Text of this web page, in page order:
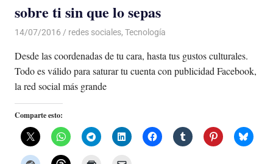
sobre ti sin que lo sepas
14/07/2016 Luis Castellanos
redes sociales, Tecnología
Desde las coordenadas de tu cara, hasta tus gustos culturales.
Todo es válido para saturar tu cuenta con publicidad Facebook,
la red social más grande
Comparte esto: